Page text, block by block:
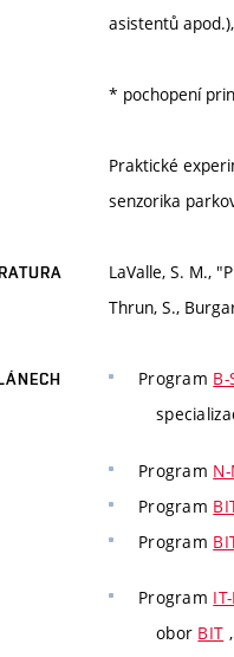
asistentů apod.),
* pochopení
Praktické
senzorika
LaValle, S. M.,
Thrun, S.,
Program B-
Program N-
Program
Program
Program
obor BIT